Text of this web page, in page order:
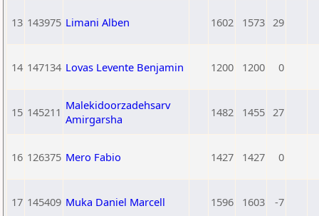
13 143975 Limani Alben 1602 1573 29
14 147134 Lovas Levente Benjamin 1200 1200 0
15 145211 Malekidoorzadehsarv
Amirgarsha
1482 1455 27
16 126375 Mero Fabio 1427 1427 0
17 145409 Muka Daniel Marcell 1596 1603 -7